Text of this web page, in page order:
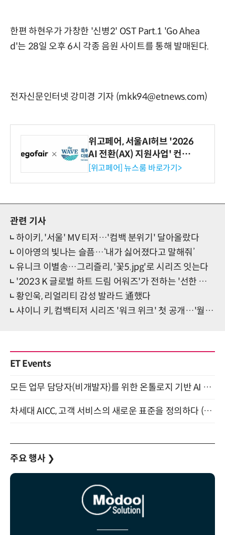
한편 하현우가 가창한 '신병2' OST Part.1 'Go Ahea
d'는 28일 오후 6시 각종 음원 사이트를 통해 발매된다.
전자신문인터넷 강미경 기자 (mkk94@etnews.com)
위고페어, 서울AI허브 '2026
AI 전환(AX) 지원사업' 컨소
시엄 선정
[위고페어] 뉴스룸 바로가기>
관련 기사
하이키, '서울' MV 티저…'컴백 분위기' 달아올랐다
이아영의 빛나는 슬픔…‘내가 싫어졌다고 말해줘’
유니크 이별송…그리즐리, '꽃5.jpg'로 시리즈 잇는다
'2023 K 글로벌 하트 드림 어워즈'가 전하는 '선한 영향력'
황인욱, 리얼리티 감성 발라드 通했다
샤이니 키, 컴백티저 시리즈 '워크 위크' 첫 공개…'월요팅 인턴 키'
ET Events
모든 업무 담당자(비개발자)를 위한 온톨로지 기반 AI 지식체계 설계 1-day 워크숍 8월 20일 개최
차세대 AICC, 고객 서비스의 새로운 표준을 정의하다 (9/9)
주요 행사 ❯